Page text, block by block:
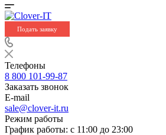
Подать заявку
Телефоны
8 800 101-99-87
Заказать звонок
E-mail
sale@clover-it.ru
Режим работы
График работы: с 11:00 до 23:00